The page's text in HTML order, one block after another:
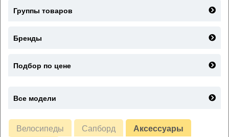
Велосипеды Сапборд
Аксессуары
Группы товаров
Бренды
Подбор по цене
Все модели